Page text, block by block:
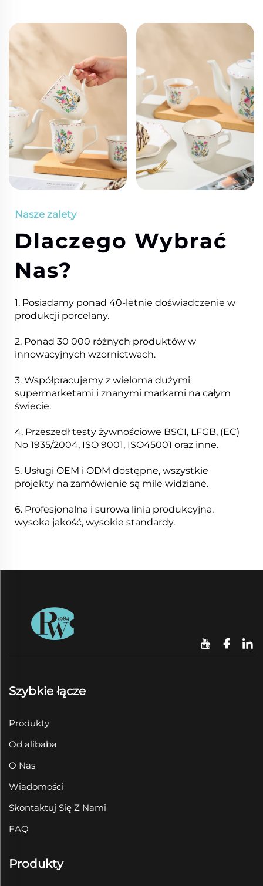
Nasze zalety
Dlaczego Wybrać
Nas?
1. Posiadamy ponad 40-letnie doświadczenie w
produkcji porcelany.
2. Ponad 30 000 różnych produktów w
innowacyjnych wzornictwach.
3. Współpracujemy z wieloma dużymi
supermarketami i znanymi markami na całym
świecie.
4. Przeszedł testy żywnościowe BSCI, LFGB, (EC)
No 1935/2004, ISO 9001, ISO45001 oraz inne.
5. Usługi OEM i ODM dostępne, wszystkie
projekty na zamówienie są mile widziane.
6. Profesjonalna i surowa linia produkcyjna,
wysoka jakość, wysokie standardy.
Szybkie łącze
Produkty
Od alibaba
O Nas
Wiadomości
Skontaktuj Się Z Nami
FAQ
Produkty